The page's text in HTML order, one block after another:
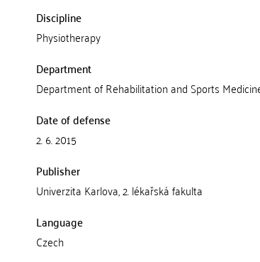
Discipline
Physiotherapy
Department
Department of Rehabilitation and Sports
Date of defense
2. 6. 2015
Publisher
Univerzita Karlova, 2. lékařská fakulta
Language
Czech